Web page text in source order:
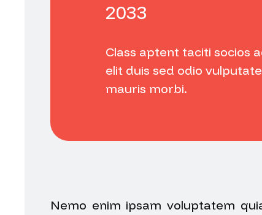
2033
Class aptent taciti socios
elit duis sed odio
mauris morbi.
Nemo enim ipsam voluptatem